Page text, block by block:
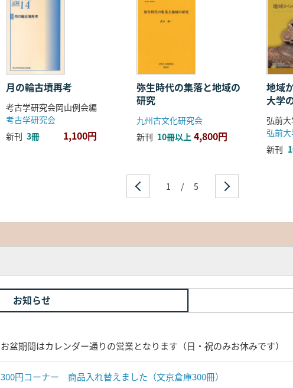
月の輪古墳再考
考古学研究会岡山例会編
考古学研究会
新刊 3冊 1,100円
弥生時代の集落と地域の
研究
九州古文化研究会
新刊 10冊以上 4,800円
地域
大学
弘前
新刊
1 / 5
お知らせ
お盆期間はカレンダー通りの営業となります（日・祝のみお休みです）
300円コーナー 商品入れ替えました（文京倉庫300冊）